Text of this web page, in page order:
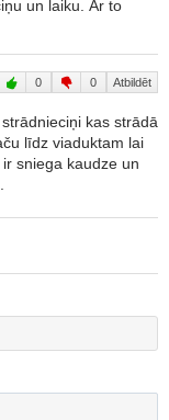
laiku. Ar to
0 0 Atbildēt
kas strādā
līdz viaduktam lai
sniega kaudze un